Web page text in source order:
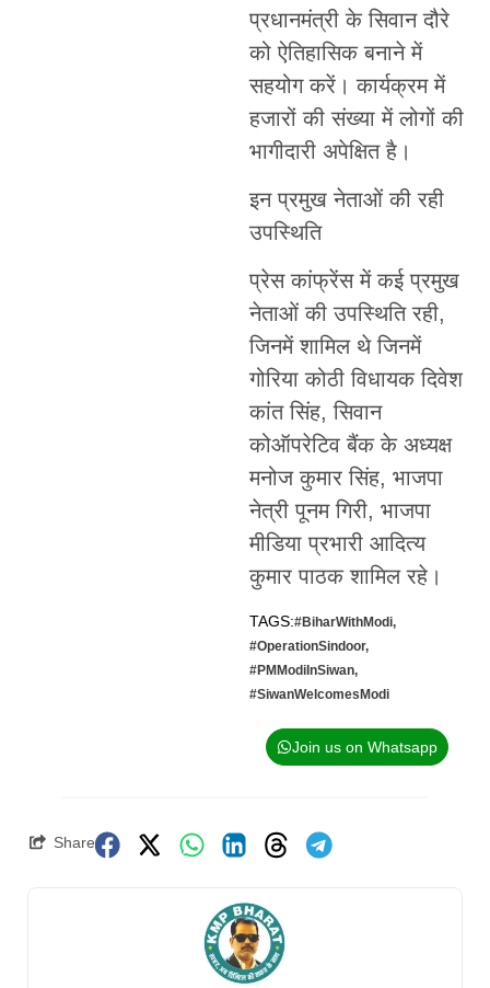
प्रधानमंत्री के सिवान दौरे
को ऐतिहासिक बनाने में
सहयोग करें। कार्यक्रम में
हजारों की संख्या में लोगों की
भागीदारी अपेक्षित है।
इन प्रमुख नेताओं की रही
उपस्थिति
प्रेस कांफ्रेंस में कई प्रमुख
नेताओं की उपस्थिति रही,
जिनमें शामिल थे जिनमें
गोरिया कोठी विधायक दिवेश
कांत सिंह, सिवान
कोऑपरेटिव बैंक के अध्यक्ष
मनोज कुमार सिंह, भाजपा
नेत्री पूनम गिरी, भाजपा
मीडिया प्रभारी आदित्य
कुमार पाठक शामिल रहे।
TAGS:#BiharWithModi,
#OperationSindoor,
#PMModiInSiwan,
#SiwanWelcomesModi
Join us on Whatsapp
Share